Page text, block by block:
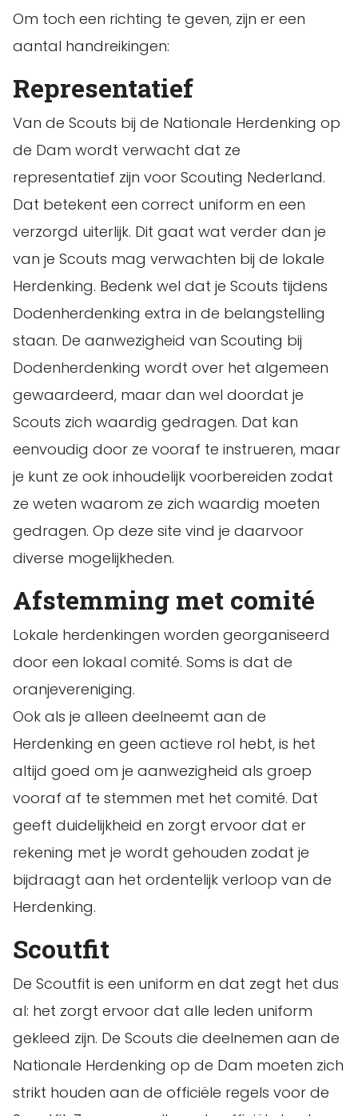
Om toch een richting te geven, zijn er een
aantal handreikingen:
Representatief
Van de Scouts bij de Nationale Herdenking op
de Dam wordt verwacht dat ze
representatief zijn voor Scouting Nederland.
Dat betekent een correct uniform en een
verzorgd uiterlijk. Dit gaat wat verder dan je
van je Scouts mag verwachten bij de lokale
Herdenking. Bedenk wel dat je Scouts tijdens
Dodenherdenking extra in de belangstelling
staan. De aanwezigheid van Scouting bij
Dodenherdenking wordt over het algemeen
gewaardeerd, maar dan wel doordat je
Scouts zich waardig gedragen. Dat kan
eenvoudig door ze vooraf te instrueren, maar
je kunt ze ook inhoudelijk voorbereiden zodat
ze weten waarom ze zich waardig moeten
gedragen. Op deze site vind je daarvoor
diverse mogelijkheden.
Afstemming met comité
Lokale herdenkingen worden georganiseerd
door een lokaal comité. Soms is dat de
oranjevereniging.
Ook als je alleen deelneemt aan de
Herdenking en geen actieve rol hebt, is het
altijd goed om je aanwezigheid als groep
vooraf af te stemmen met het comité. Dat
geeft duidelijkheid en zorgt ervoor dat er
rekening met je wordt gehouden zodat je
bijdraagt aan het ordentelijk verloop van de
Herdenking.
Scoutfit
De Scoutfit is een uniform en dat zegt het dus
al: het zorgt ervoor dat alle leden uniform
gekleed zijn. De Scouts die deelnemen aan de
Nationale Herdenking op de Dam moeten zich
strikt houden aan de officiële regels voor de